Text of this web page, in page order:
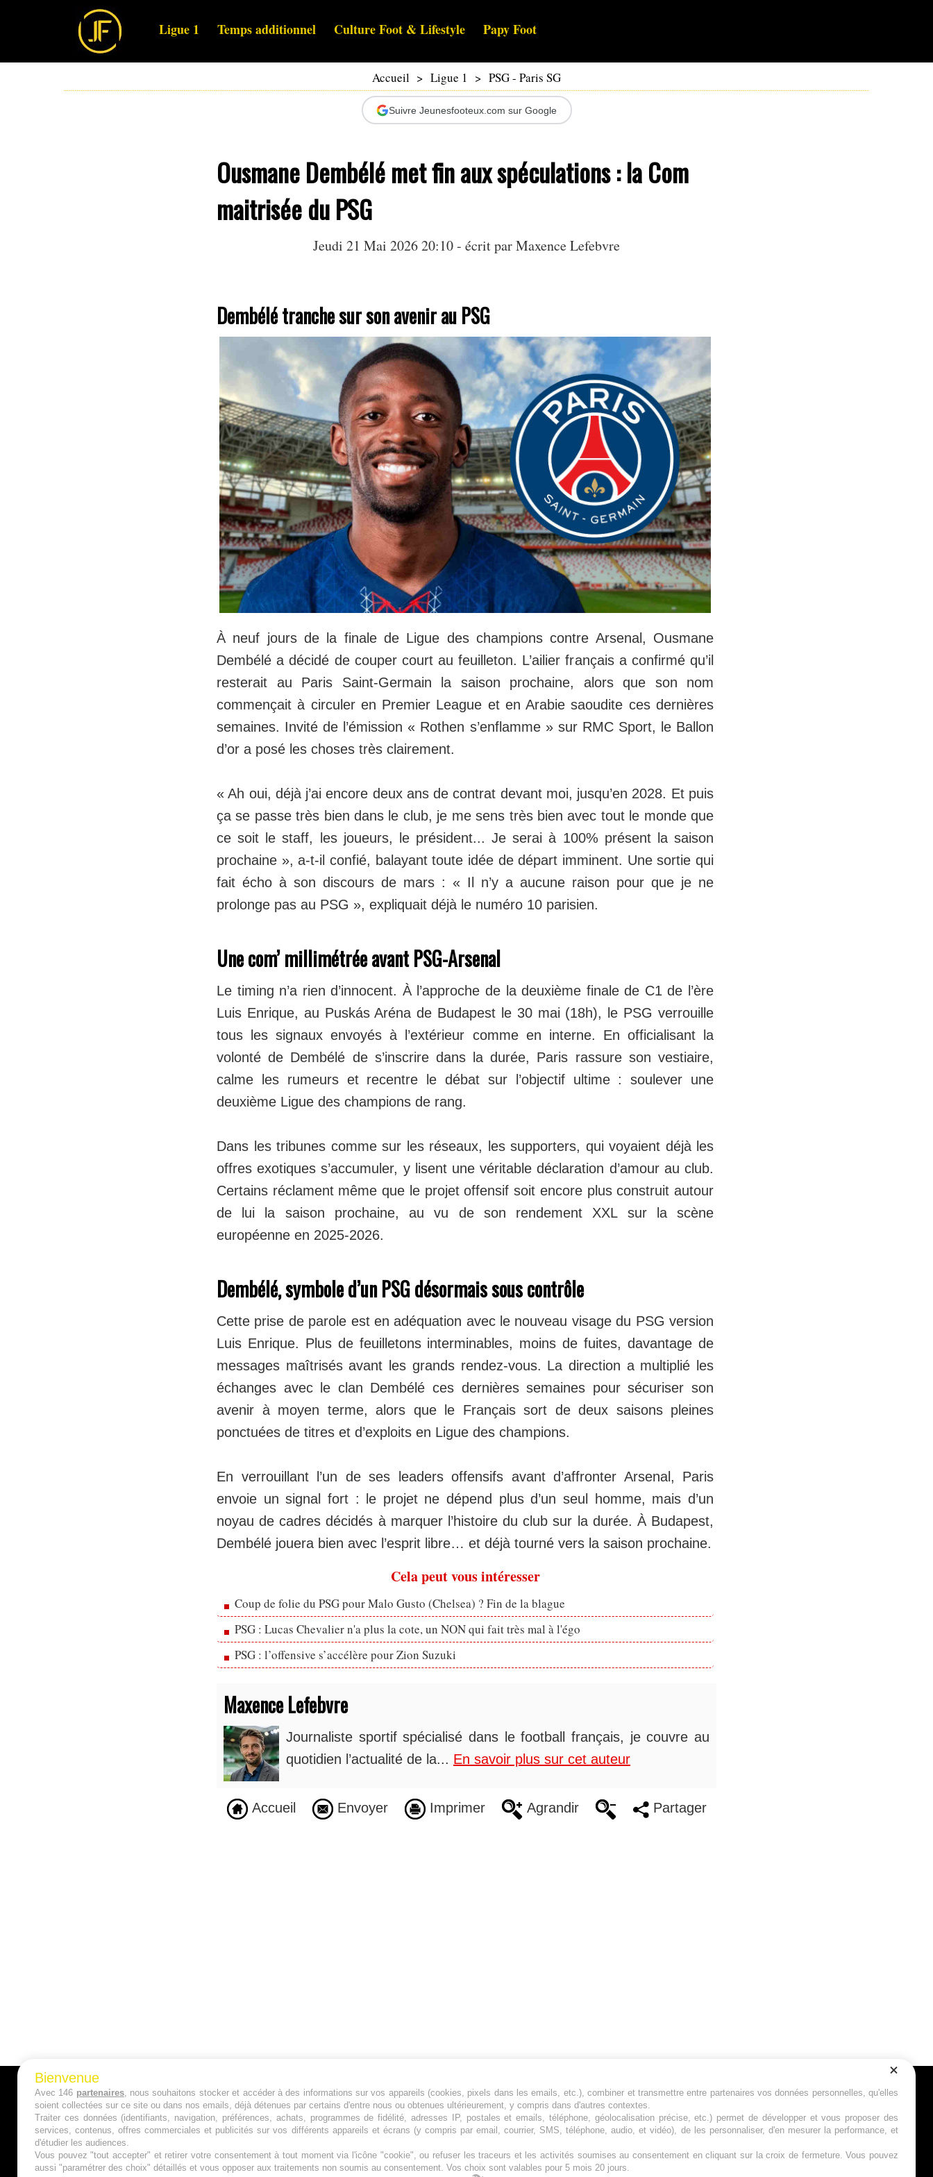
Ligue 1 Temps additionnel Culture Foot & Lifestyle Papy Foot
Accueil > Ligue 1 > PSG - Paris SG
Suivre Jeunesfooteux.com sur Google
Ousmane Dembélé met fin aux spéculations : la Com
maitrisée du PSG
Jeudi 21 Mai 2026 20:10 - écrit parMaxence Lefebvre
Dembélé tranche sur son avenir au PSG
À neuf jours de la finale de Ligue des champions contre Arsenal, Ousmane
Dembélé a décidé de couper court au feuilleton. L’ailier français a confirmé qu’il
resterait au Paris Saint‑Germain la saison prochaine, alors que son nom
commençait à circuler en Premier League et en Arabie saoudite ces dernières
semaines. Invité de l’émission « Rothen s’enflamme » sur RMC Sport, le Ballon
d’or a posé les choses très clairement.
« Ah oui, déjà j’ai encore deux ans de contrat devant moi, jusqu’en 2028. Et puis
ça se passe très bien dans le club, je me sens très bien avec tout le monde que
ce soit le staff, les joueurs, le président... Je serai à 100% présent la saison
prochaine », a-t-il confié, balayant toute idée de départ imminent. Une sortie qui
fait écho à son discours de mars : « Il n’y a aucune raison pour que je ne
prolonge pas au PSG », expliquait déjà le numéro 10 parisien.
Une com’ millimétrée avant PSG-Arsenal
Le timing n’a rien d’innocent. À l’approche de la deuxième finale de C1 de l’ère
Luis Enrique, au Puskás Aréna de Budapest le 30 mai (18h), le PSG verrouille
tous les signaux envoyés à l’extérieur comme en interne. En officialisant la
volonté de Dembélé de s’inscrire dans la durée, Paris rassure son vestiaire,
calme les rumeurs et recentre le débat sur l’objectif ultime : soulever une
deuxième Ligue des champions de rang.
Dans les tribunes comme sur les réseaux, les supporters, qui voyaient déjà les
offres exotiques s’accumuler, y lisent une véritable déclaration d’amour au club.
Certains réclament même que le projet offensif soit encore plus construit autour
de lui la saison prochaine, au vu de son rendement XXL sur la scène
européenne en 2025‑2026.
Dembélé, symbole d’un PSG désormais sous contrôle
Cette prise de parole est en adéquation avec le nouveau visage du PSG version
Luis Enrique. Plus de feuilletons interminables, moins de fuites, davantage de
messages maîtrisés avant les grands rendez‑vous. La direction a multiplié les
échanges avec le clan Dembélé ces dernières semaines pour sécuriser son
avenir à moyen terme, alors que le Français sort de deux saisons pleines
ponctuées de titres et d’exploits en Ligue des champions.
En verrouillant l’un de ses leaders offensifs avant d’affronter Arsenal, Paris
envoie un signal fort : le projet ne dépend plus d’un seul homme, mais d’un
noyau de cadres décidés à marquer l’histoire du club sur la durée. À Budapest,
Dembélé jouera bien avec l’esprit libre… et déjà tourné vers la saison prochaine.
Cela peut vous intéresser
Coup de folie du PSG pour Malo Gusto (Chelsea) ? Fin de la blague
PSG : Lucas Chevalier n'a plus la cote, un NON qui fait très mal à l'égo
PSG : l’offensive s’accélère pour Zion Suzuki
Maxence Lefebvre
Journaliste sportif spécialisé dans le football français, je couvre au
quotidien l’actualité de la... En savoir plus sur cet auteur
Accueil Envoyer Imprimer Agrandir Partager
A PROPOS
Qui sommes nous ?
Mentions Légales
Jeunesfooteux est un média sportif qui traite
principalement de l'actualité de la Ligue 1 et
des grosses actualités de la Ligue 2 et du
Plan du site | Syndication |Powered by WM
Suivez-nous
Bienvenue
Avec 146 partenaires, nous souhaitons stocker et accéder à des informations sur vos appareils (cookies, pixels dans les emails, etc.), combiner et transmettre entre partenaires vos données personnelles, qu'elles
soient collectées sur ce site ou dans nos emails, déjà détenues par certains d'entre nous ou obtenues ultérieurement, y compris dans d'autres contextes.
Traiter ces données (identifiants, navigation, préférences, achats, programmes de fidélité, adresses IP, postales et emails, téléphone, géolocalisation précise, etc.) permet de développer et vous proposer des
services, contenus, offres commerciales et publicités sur vos différents appareils et écrans (y compris par email, courrier, SMS, téléphone, audio, et vidéo), de les personnaliser, d'en mesurer la performance, et
d'étudier les audiences.
Vous pouvez "tout accepter" et retirer votre consentement à tout moment via l'icône "cookie", ou refuser les traceurs et les activités soumises au consentement en cliquant sur la croix de fermeture. Vous pouvez
aussi "paramétrer des choix" détaillés et vous opposer aux traitements non soumis au consentement. Vos choix sont valables pour 5 mois 20 jours.